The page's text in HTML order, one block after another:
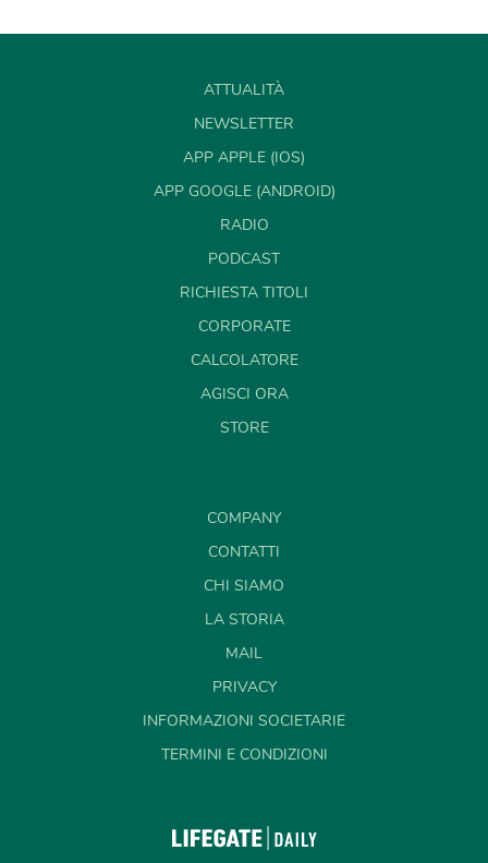
ATTUALITÀ
NEWSLETTER
APP APPLE (IOS)
APP GOOGLE (ANDROID)
RADIO
PODCAST
RICHIESTA TITOLI
CORPORATE
CALCOLATORE
AGISCI ORA
STORE
COMPANY
CONTATTI
CHI SIAMO
LA STORIA
MAIL
PRIVACY
INFORMAZIONI SOCIETARIE
TERMINI E CONDIZIONI